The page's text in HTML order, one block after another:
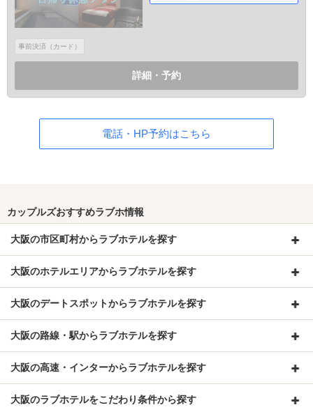
事前決済（カード）
詳細・予約
電話・HP予約はこちら
カップルズおすすめラブホ情報
大阪の市区町村からラブホテルを探す
大阪のホテルエリアからラブホテルを探す
大阪のデートスポットからラブホテルを探す
大阪の路線・駅からラブホテルを探す
大阪の高速・インターからラブホテルを探す
大阪のラブホテルをこだわり条件から探す